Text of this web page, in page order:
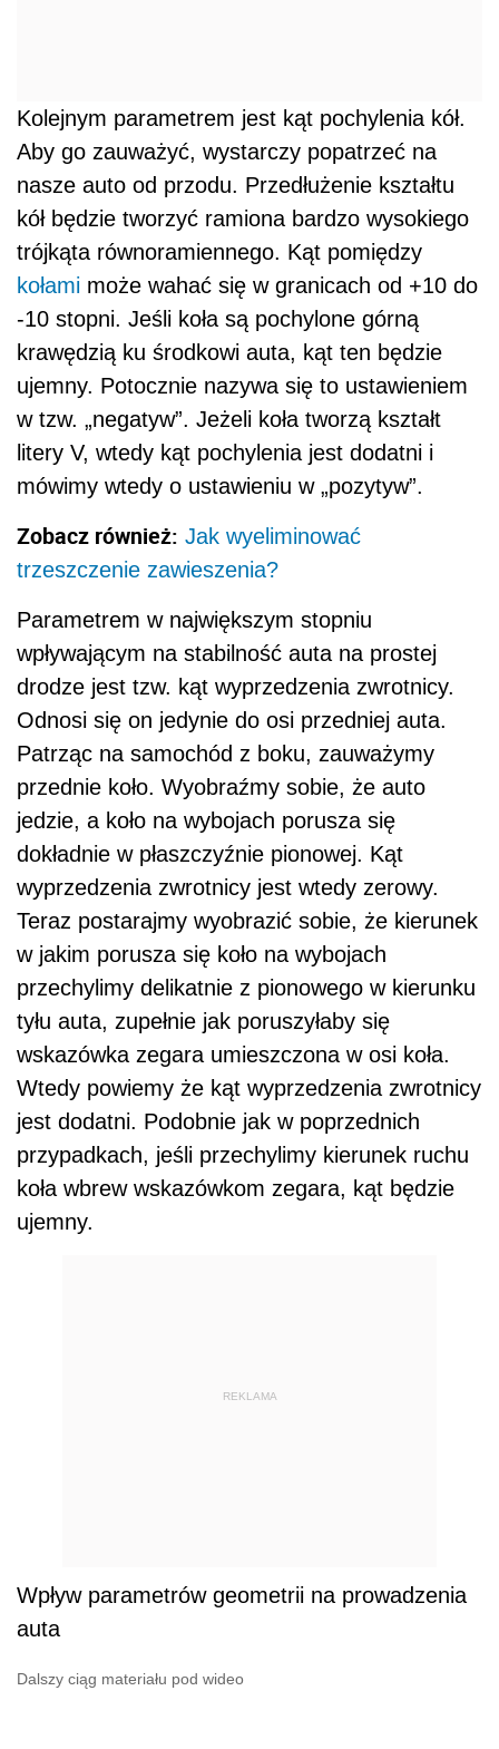
Kolejnym parametrem jest kąt pochylenia kół.
Aby go zauważyć, wystarczy popatrzeć na
nasze auto od przodu. Przedłużenie kształtu
kół będzie tworzyć ramiona bardzo wysokiego
trójkąta równoramiennego. Kąt pomiędzy
kołami może wahać się w granicach od +10 do
-10 stopni. Jeśli koła są pochylone górną
krawędzią ku środkowi auta, kąt ten będzie
ujemny. Potocznie nazywa się to ustawieniem
w tzw. „negatyw”. Jeżeli koła tworzą kształt
litery V, wtedy kąt pochylenia jest dodatni i
mówimy wtedy o ustawieniu w „pozytyw”.
Zobacz również: Jak wyeliminować
trzeszczenie zawieszenia?
Parametrem w największym stopniu
wpływającym na stabilność auta na prostej
drodze jest tzw. kąt wyprzedzenia zwrotnicy.
Odnosi się on jedynie do osi przedniej auta.
Patrząc na samochód z boku, zauważymy
przednie koło. Wyobraźmy sobie, że auto
jedzie, a koło na wybojach porusza się
dokładnie w płaszczyźnie pionowej. Kąt
wyprzedzenia zwrotnicy jest wtedy zerowy.
Teraz postarajmy wyobrazić sobie, że kierunek
w jakim porusza się koło na wybojach
przechylimy delikatnie z pionowego w kierunku
tyłu auta, zupełnie jak poruszyłaby się
wskazówka zegara umieszczona w osi koła.
Wtedy powiemy że kąt wyprzedzenia zwrotnicy
jest dodatni. Podobnie jak w poprzednich
przypadkach, jeśli przechylimy kierunek ruchu
koła wbrew wskazówkom zegara, kąt będzie
ujemny.
REKLAMA
Wpływ parametrów geometrii na prowadzenia
auta
Dalszy ciąg materiału pod wideo